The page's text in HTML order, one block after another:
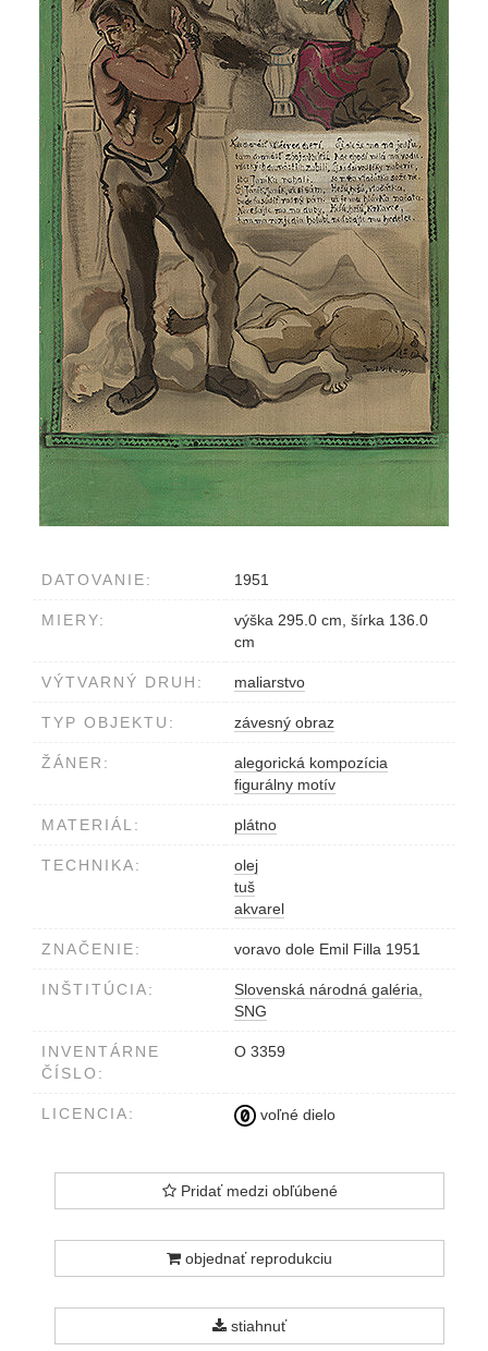
DATOVANIE: 1951
MIERY:
výška 295.0 cm, šírka 136.0
cm
VÝTVARNÝ DRUH: maliarstvo
TYP OBJEKTU: závesný obraz
ŽÁNER:
alegorická kompozícia
figurálny motív
MATERIÁL: plátno
TECHNIKA:
olej
tuš
akvarel
ZNAČENIE: voravo dole Emil Filla 1951
INŠTITÚCIA:
Slovenská národná galéria,
SNG
INVENTÁRNE
ČÍSLO:
O 3359
LICENCIA: voľné dielo
Pridať medzi obľúbené
objednať reprodukciu
stiahnuť